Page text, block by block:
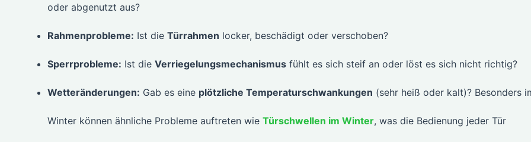
oder abgenutzt aus?
Rahmenprobleme: Ist die Türrahmen locker, beschädigt oder verschoben?
Sperrprobleme: Ist die Verriegelungsmechanismus fühlt es sich steif an oder löst es sich nicht richtig?
Wetteränderungen: Gab es eine plötzliche Temperaturschwankungen (sehr heiß oder kalt)? Besonders
Winter können ähnliche Probleme auftreten wie Türschwellen im Winter, was die Bedienung jeder Tür